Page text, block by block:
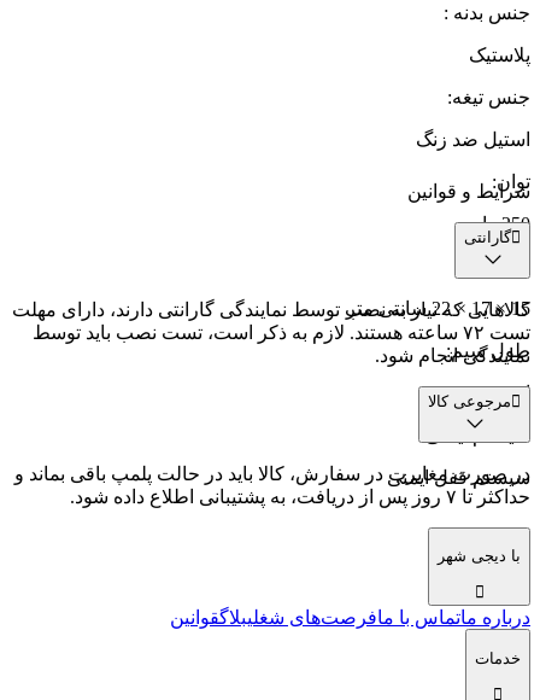
جنس بدنه ‏ :
پلاستیک
جنس تیغه:
استیل ضد زنگ
توان:
250 وات
ابعاد:
15 × 17 × 22 سانتی متر
طول سیم:
ا متر
سیستم ایمنی
سیستم قفل ایمنی
شرایط و قوانین
گارانتی
کالاهایی که نیاز به نصب توسط نمایندگی گارانتی دارند، دارای مهلت
تست ۷۲ ساعته هستند. لازم به ذکر است، تست نصب باید توسط
نمایندگی انجام شود.
مرجوعی کالا
در صورت مغایرت در سفارش، کالا باید در حالت پلمپ باقی بماند و
حداکثر تا ۷ روز پس از دریافت، به پشتیبانی اطلاع داده شود.
با دیجی شهر
درباره ماتماس با مافرصت‌های شغلیبلاگقوانین
خدمات